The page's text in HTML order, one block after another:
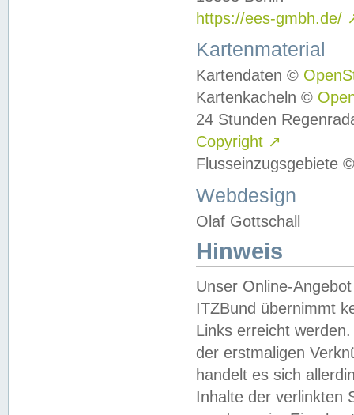
https://ees-gmbh.de/
Kartenmaterial
Kartendaten ©
Kartenkacheln ©
24 Stunden
Copyright ↗
Flusseinzugsgebiete
Webdesign
Olaf Gottschall
Hinweis
Unser Online-
ITZBund übernimmt
Links erreicht
der erstmaligen
handelt es sich
Inhalte der verlinkten